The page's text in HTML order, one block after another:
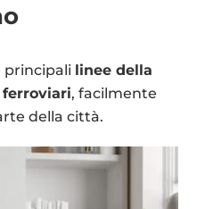
principali linee della
, facilmente
della città.